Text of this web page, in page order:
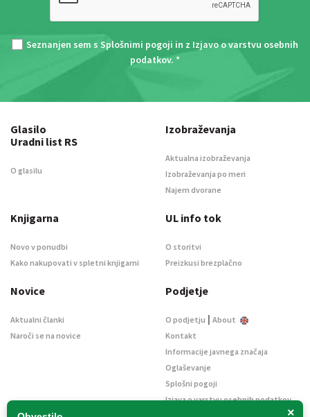
Seznanjen sem s Splošnimi pogoji in z Izjavo o varstvu osebnih
podatkov. *
×
Glasilo
Uradni list RS
O glasilu
Izobraževanja
Aktualna izobraževanja
Izobraževanja po meri
Najem dvorane
Knjigarna
Novo v ponudbi
Kako nakupovati v spletni knjigarni
UL info tok
O storitvi
Preizkusi brezplačno
Novice
Aktualni članki
Naroči se na novice
Podjetje
O podjetju | About
Kontakt
Informacije javnega značaja
Oglaševanje
Splošni pogoji
Izjava o varstvu osebnih podatkov